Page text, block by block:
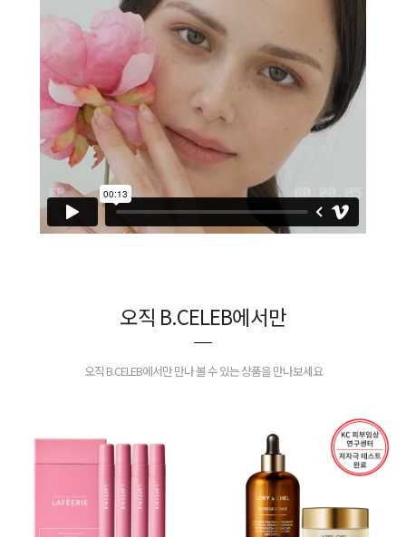
오직 B.CELEB에서만
오직 B.CELEB에서만 만나 볼 수 있는 상품을 만나보세요